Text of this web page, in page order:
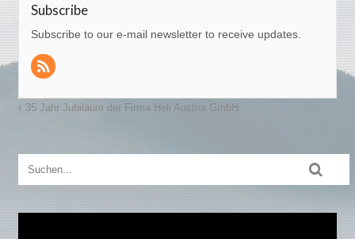
Subscribe
Subscribe to our e-mail newsletter to receive updates.
35 Jahr Jubiläum der Firma Heli Austria GmbH